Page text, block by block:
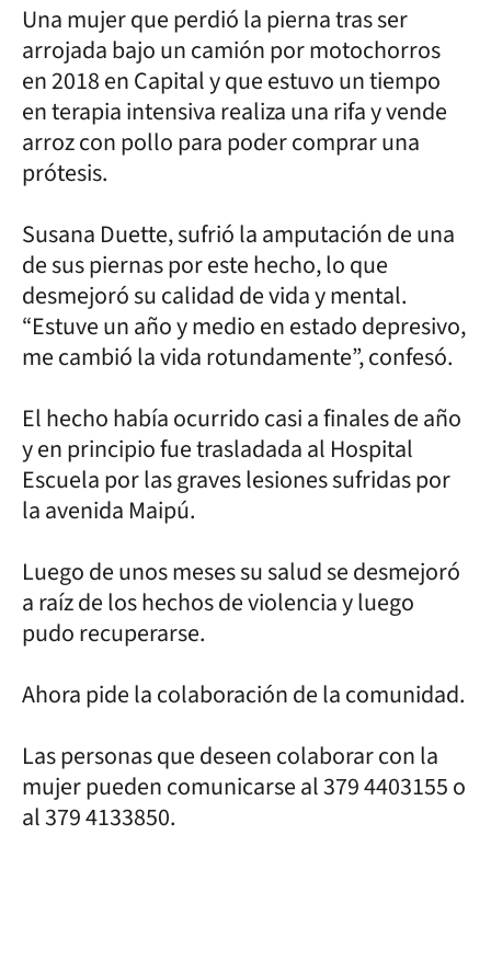
Una mujer que perdió la pierna tras ser
arrojada bajo un camión por motochorros
en 2018 en Capital y que estuvo un tiempo
en terapia intensiva realiza una rifa y vende
arroz con pollo para poder comprar una
prótesis.
Susana Duette, sufrió la amputación de una
de sus piernas por este hecho, lo que
desmejoró su calidad de vida y mental.
“Estuve un año y medio en estado depresivo,
me cambió la vida rotundamente”, confesó.
El hecho había ocurrido casi a finales de año
y en principio fue trasladada al Hospital
Escuela por las graves lesiones sufridas por
la avenida Maipú.
Luego de unos meses su salud se desmejoró
a raíz de los hechos de violencia y luego
pudo recuperarse.
Ahora pide la colaboración de la comunidad.
Las personas que deseen colaborar con la
mujer pueden comunicarse al 379 4403155 o
al 379 4133850.